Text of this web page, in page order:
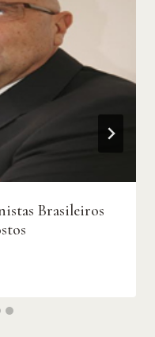
Brasileiros